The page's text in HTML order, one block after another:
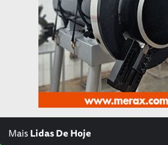
MaisLidas De Hoje